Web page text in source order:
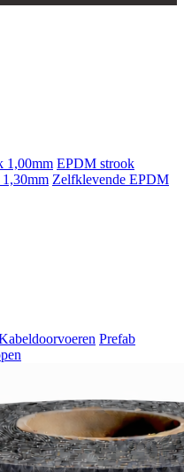
1,00mm EPDM strook
Zelfklevende EPDM
Prefab